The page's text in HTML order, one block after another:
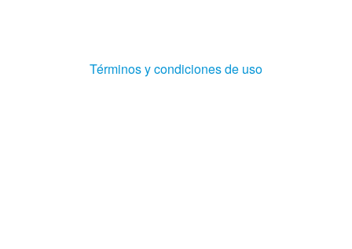
Términos y condiciones de uso(Abre